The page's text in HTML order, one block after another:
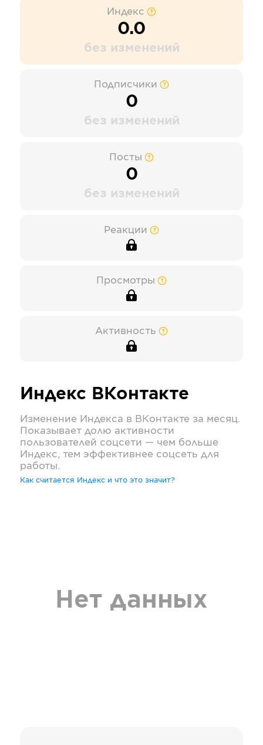
Индекс
0.0
без изменений
Подписчики
0
без изменений
Посты
0
без изменений
Реакции
Просмотры
Активность
Индекс ВКонтакте
Изменение Индекса в ВКонтакте за месяц.
Показывает долю активности
пользователей соцсети — чем больше
Индекс, тем эффективнее соцсеть для
работы.
Как считается Индекс и что это значит?
Нет данных